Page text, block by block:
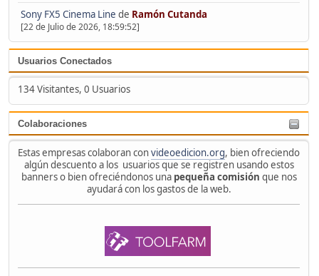
Sony FX5 Cinema Line de Ramón Cutanda
[22 de Julio de 2026, 18:59:52]
Usuarios Conectados
134 Visitantes, 0 Usuarios
Colaboraciones
Estas empresas colaboran convideoedicion.org, bien ofreciendo
algún descuento a los usuarios que se registren usando estos
banners o bien ofreciéndonos una pequeña comisión que nos
ayudará con los gastos de la web.